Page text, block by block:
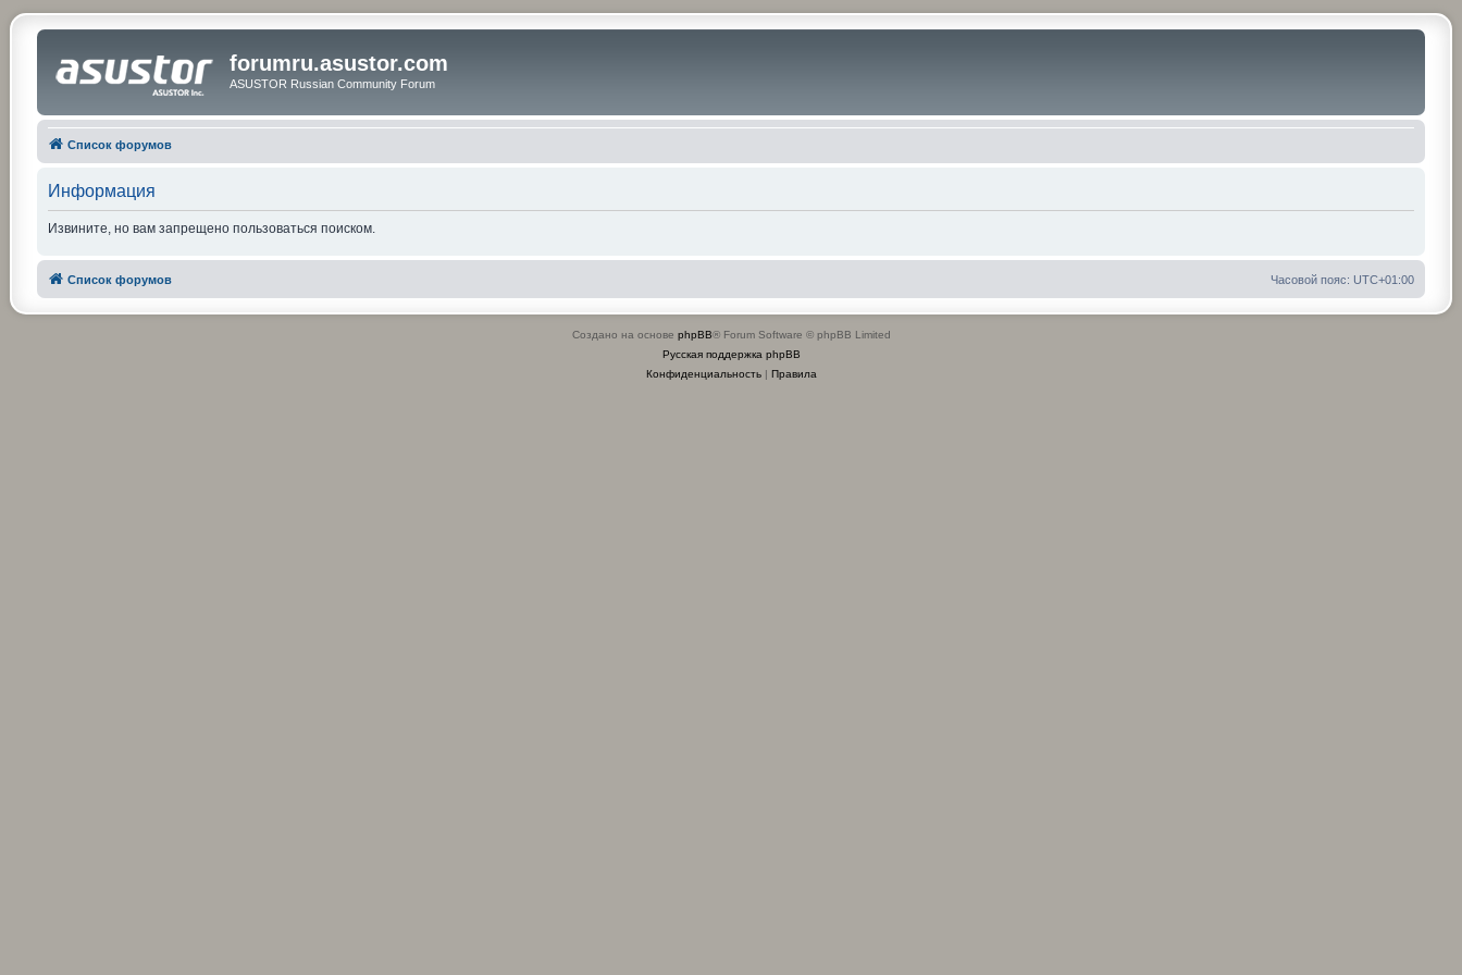
forumru.asustor.com
ASUSTOR Russian Community Forum
Список форумов
Информация
Извините, но вам запрещено пользоваться поиском.
Список форумов Часовой пояс: UTC+01:00
Создано на основе phpBB® Forum Software © phpBB Limited
Русская поддержка phpBB
Конфиденциальность| Правила